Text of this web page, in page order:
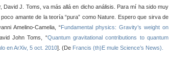
J. Toms, va más allá en dicho análisis. Para mí ha sido muy
amante de la teoría “pura” como Nature. Espero que sirva de
Amelino-Camelia, “Fundamental physics: Gravity’s weight on
John Toms, “Quantum gravitational contributions to quantum
en ArXiv, 5 oct. 2010]. (De Francis (th)E mule Science’s News).